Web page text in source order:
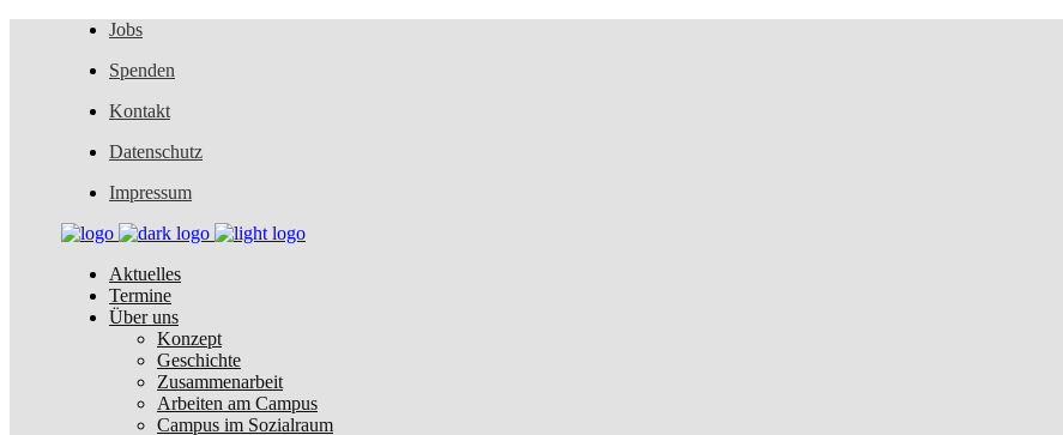
Jobs
Spenden
Kontakt
Datenschutz
Impressum
Aktuelles
Termine
Über uns
Konzept
Geschichte
Zusammenarbeit
Arbeiten am Campus
Campus im Sozialraum